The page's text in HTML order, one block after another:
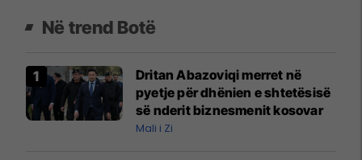
Në trend Botë
Dritan Abazoviqi merret në
pyetje për dhënien e shtetësisë
së nderit biznesmenit kosovar
Mali i Zi